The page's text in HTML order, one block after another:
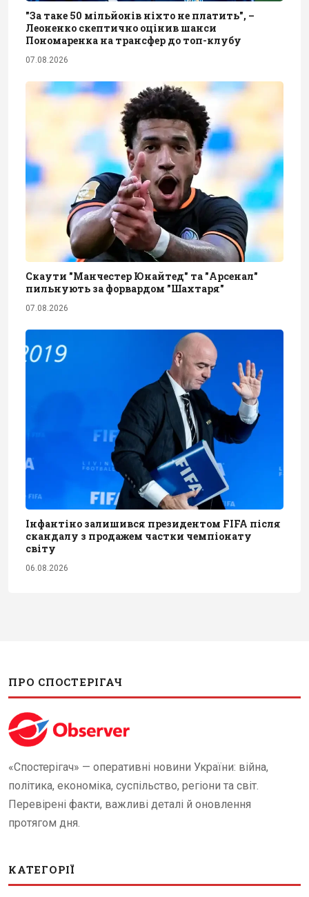
"За таке 50 мільйонів ніхто не платить", –
Леоненко скептично оцінив шанси
Пономаренка на трансфер до топ-клубу
07.08.2026
Скаути "Манчестер Юнайтед" та "Арсенал"
пильнують за форвардом "Шахтаря"
07.08.2026
Інфантіно залишився президентом FIFA після
скандалу з продажем частки чемпіонату
світу
06.08.2026
ПРО СПОСТЕРІГАЧ
«Спостерігач» — оперативні новини України: війна,
політика, економіка, суспільство, регіони та світ.
Перевірені факти, важливі деталі й оновлення
протягом дня.
КАТЕГОРІЇ